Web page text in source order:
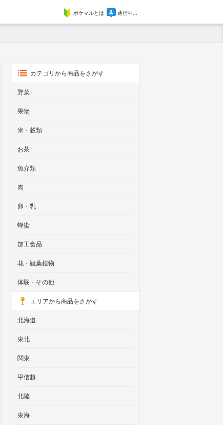
ポケマルとは 通信中...
カテゴリから商品をさがす
野菜
果物
米・穀類
お茶
魚介類
肉
卵・乳
蜂蜜
加工食品
花・観葉植物
体験・その他
エリアから商品をさがす
北海道
東北
関東
甲信越
北陸
東海